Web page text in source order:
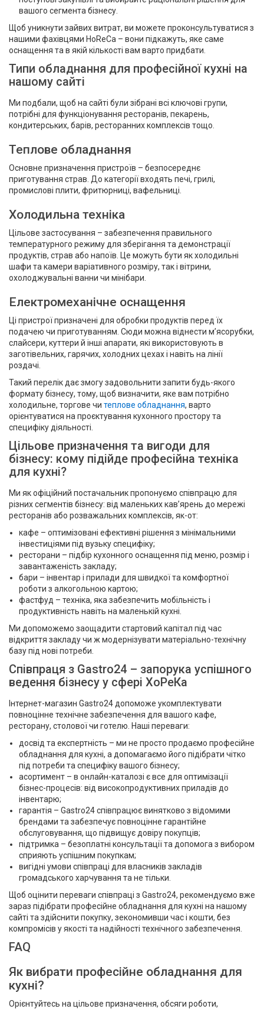
вашого сегмента бізнесу.
Щоб уникнути зайвих витрат, ви можете проконсультуватися з
нашими фахівцями HoReCa – вони підкажуть, яке саме
оснащення та в якій кількості вам варто придбати.
Типи обладнання для професійної кухні на
нашому сайті
Ми подбали, щоб на сайті були зібрані всі ключові групи,
потрібні для функціонування ресторанів, пекарень,
кондитерських, барів, ресторанних комплексів тощо.
Теплове обладнання
Основне призначення пристроїв – безпосереднє
приготування страв. До категорії входять печі, грилі,
промислові плити, фритюрниці, вафельниці.
Холодильна техніка
Цільове застосування – забезпечення правильного
температурного режиму для зберігання та демонстрації
продуктів, страв або напоїв. Це можуть бути як холодильні
шафи та камери варіативного розміру, так і вітрини,
охолоджувальні ванни чи мінібари.
Електромеханічне оснащення
Ці пристрої призначені для обробки продуктів перед їх
подачею чи приготуванням. Сюди можна віднести м’ясорубки,
слайсери, куттери й інші апарати, які використовують в
заготівельних, гарячих, холодних цехах і навіть на лінії
роздачі.
Такий перелік дає змогу задовольнити запити будь-якого
формату бізнесу, тому, щоб визначити, яке вам потрібно
холодильне, торгове чи теплове обладнання, варто
орієнтуватися на проєктування кухонного простору та
специфіку діяльності.
Цільове призначення та вигоди для
бізнесу: кому підійде професійна техніка
для кухні?
Ми як офіційний постачальник пропонуємо співпрацю для
різних сегментів бізнесу: від маленьких кав’ярень до мережі
ресторанів або розважальних комплексів, як-от:
кафе – оптимізовані ефективні рішення з мінімальними
інвестиціями під вузьку специфіку;
ресторани – підбір кухонного оснащення під меню, розмір і
завантаженість закладу;
бари – інвентар і прилади для швидкої та комфортної
роботи з алкогольною картою;
фастфуд – техніка, яка забезпечить мобільність і
продуктивність навіть на маленькій кухні.
Ми допоможемо заощадити стартовий капітал під час
відкриття закладу чи ж модернізувати матеріально-технічну
базу під нові потреби.
Співпраця з Gastro24 – запорука успішного
ведення бізнесу у сфері ХоРеКа
Інтернет-магазин Gastro24 допоможе укомплектувати
повноцінне технічне забезпечення для вашого кафе,
ресторану, столової чи готелю. Наші переваги:
досвід та експертність – ми не просто продаємо професійне
обладнання для кухні, а допомагаємо його підібрати чітко
під потреби та специфіку вашого бізнесу;
асортимент – в онлайн-каталозі є все для оптимізації
бізнес-процесів: від високопродуктивних приладів до
інвентарю;
гарантія – Gastro24 співпрацює винятково з відомими
брендами та забезпечує повноцінне гарантійне
обслуговування, що підвищує довіру покупців;
підтримка – безоплатні консультації та допомога з вибором
сприяють успішним покупкам;
вигідні умови співпраці для власників закладів
громадського харчування та не тільки.
Щоб оцінити переваги співпраці з Gastro24, рекомендуємо вже
зараз підібрати професійне обладнання для кухні на нашому
сайті та здійснити покупку, зекономивши час і кошти, без
компромісів у якості та надійності технічного забезпечення.
FAQ
Як вибрати професійне обладнання для
кухні?
Орієнтуйтесь на цільове призначення, обсяги роботи,